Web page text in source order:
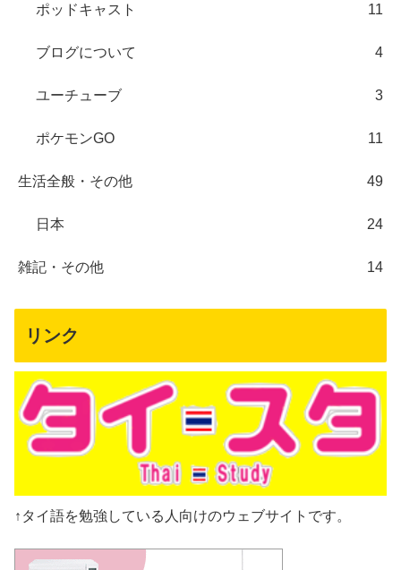
ポッドキャスト 11
ブログについて 4
ユーチューブ 3
ポケモンGO 11
生活全般・その他 49
日本 24
雑記・その他 14
リンク
↑タイ語を勉強している人向けのウェブサイトです。